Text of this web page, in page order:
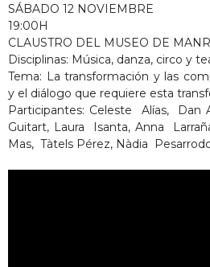
SÁBADO 12 NOVIEMBRE
19:00H
CLAUSTRO DEL MUSEO DE
Disciplinas: Música, danza, circo y
Tema: La transformación y las
y el diálogo que requiere esta
Participantes: Celeste Alías, Dan
Guitart, Laura Isanta, Anna
Mas, Tàtels Pérez, Nàdia